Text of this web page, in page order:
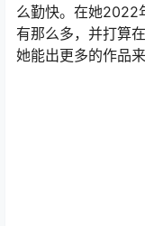
么勤快。在她2022
有那么多，并打算
她能出更多的作品